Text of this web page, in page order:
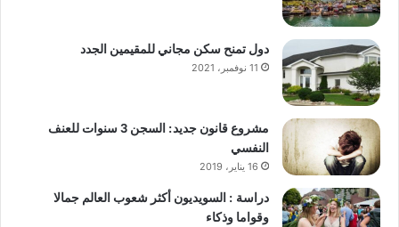
دول تمنح سكن مجاني للمقيمين الجدد
11 نوفمبر، 2021
مشروع قانون جديد: السجن 3 سنوات للعنف
النفسي
16 يناير، 2019
دراسة : السويديون أكثر شعوب العالم جمالا
وقواما وذكاء